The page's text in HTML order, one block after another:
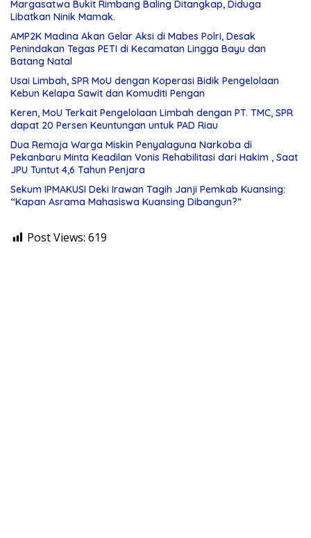
Margasatwa Bukit Rimbang Baling Ditangkap, Diduga
Libatkan Ninik Mamak.
AMP2K Madina Akan Gelar Aksi di Mabes Polri, Desak
Penindakan Tegas PETI di Kecamatan Lingga Bayu dan
Batang Natal
Usai Limbah, SPR MoU dengan Koperasi Bidik Pengelolaan
Kebun Kelapa Sawit dan Komuditi Pengan
Keren, MoU Terkait Pengelolaan Limbah dengan PT. TMC, SPR
dapat 20 Persen Keuntungan untuk PAD Riau
Dua Remaja Warga Miskin Penyalaguna Narkoba di
Pekanbaru Minta Keadilan Vonis Rehabilitasi dari Hakim , Saat
JPU Tuntut 4,6 Tahun Penjara
Sekum IPMAKUSI Deki Irawan Tagih Janji Pemkab Kuansing:
“Kapan Asrama Mahasiswa Kuansing Dibangun?”
Post Views: 619